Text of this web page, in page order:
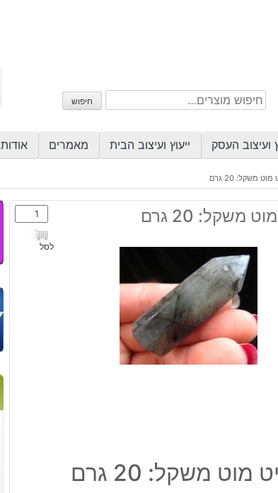
חיפוש
עבור:
חיפוש
ועיצוב העסק ייעוץ ועיצוב הבית מאמרים אודות
משקל: 20 גרם
משקל: 20 גרם
כמות
של
לברדורייט
לסל
מוט משקל: 20 גרם